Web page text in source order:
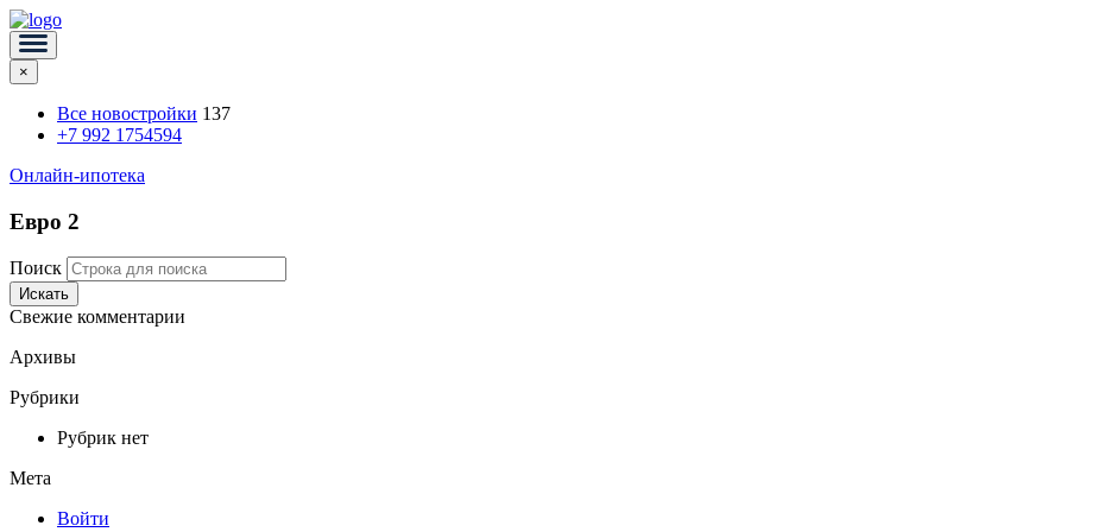
×
Все новостройки 137
+7 992 1754594
Онлайн-ипотека
Евро 2
Поиск
Искать
Свежие комментарии
Архивы
Рубрики
Рубрик нет
Мета
Войти